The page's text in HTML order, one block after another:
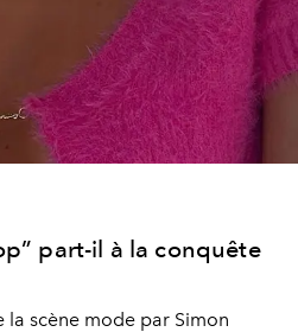
part-il à la conquête
la scène mode par Simon